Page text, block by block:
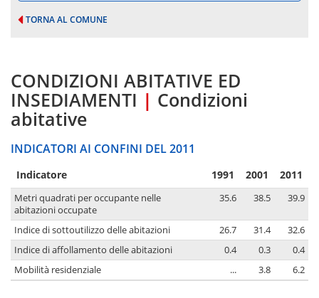
TORNA AL COMUNE
CONDIZIONI ABITATIVE ED
INSEDIAMENTI | Condizioni
abitative
INDICATORI AI CONFINI DEL 2011
Indicatore 1991 2001 2011
Metri quadrati per occupante nelle
abitazioni occupate
35.6 38.5 39.9
Indice di sottoutilizzo delle abitazioni 26.7 31.4
32.6
Indice di affollamento delle abitazioni
0.4 0.3
0.4
Mobilità residenziale
... 3.8 6.2